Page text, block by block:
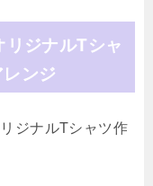
ジナルTシャ
ンジ
ジナルTシャツ作